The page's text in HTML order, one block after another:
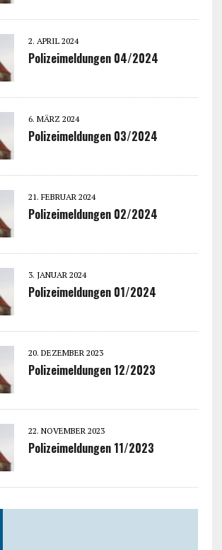
2. APRIL 2024
Polizeimeldungen 04/2024
6. MÄRZ 2024
Polizeimeldungen 03/2024
21. FEBRUAR 2024
Polizeimeldungen 02/2024
3. JANUAR 2024
Polizeimeldungen 01/2024
20. DEZEMBER 2023
Polizeimeldungen 12/2023
22. NOVEMBER 2023
Polizeimeldungen 11/2023